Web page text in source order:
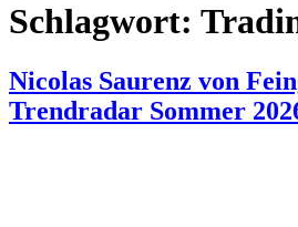
Schlagwort:
Nicolas Saurenz von
Trendradar Sommer